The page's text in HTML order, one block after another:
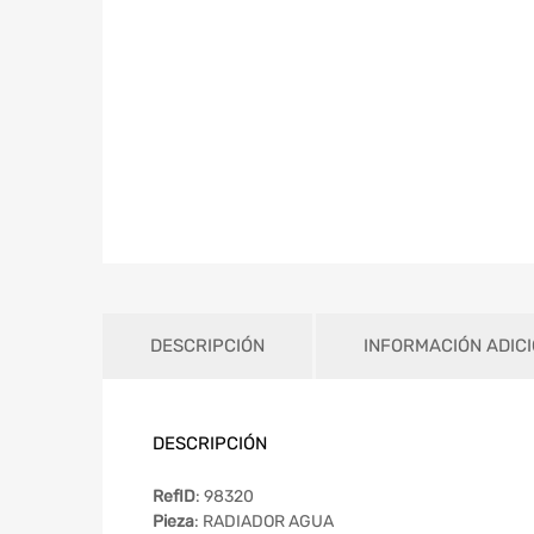
DESCRIPCIÓN INFORMACIÓN
DESCRIPCIÓN
RefID: 98320
Pieza: RADIADOR AGUA